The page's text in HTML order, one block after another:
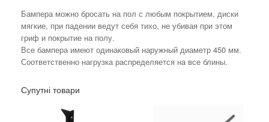
Бампера можно бросать на пол с любым покрытием, диски
мягкие, при падении ведут себя тихо, не убивая при этом
гриф и покрытие на полу.
Все бампера имеют одинаковый наружный диаметр 450 мм.
Соответственно нагрузка распределяется на все блины.
Супутні товари